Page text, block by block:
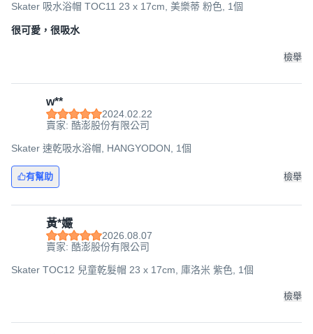
Skater 吸水浴帽 TOC11 23 x 17cm, 美樂蒂 粉色, 1個
很可愛，很吸水
檢舉
w**
2024.02.22
賣家: 酷澎股份有限公司
Skater 速乾吸水浴帽, HANGYODON, 1個
有幫助 檢舉
黃*孍
2026.08.07
賣家: 酷澎股份有限公司
Skater TOC12 兒童乾髮帽 23 x 17cm, 庫洛米 紫色, 1個
檢舉